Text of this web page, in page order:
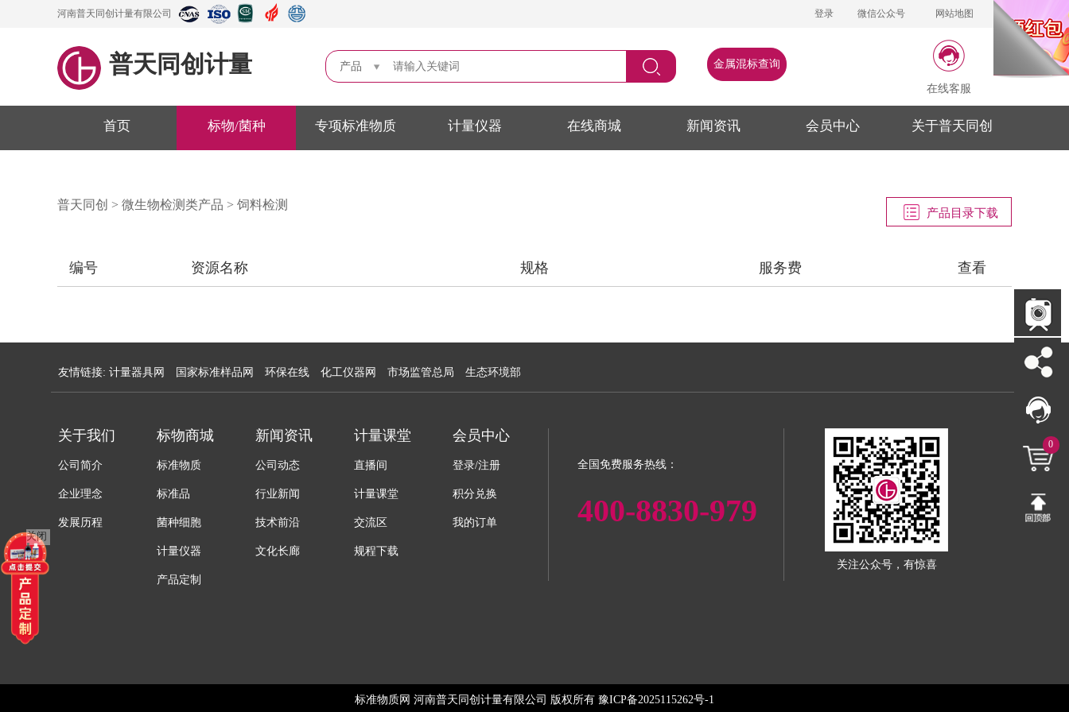
河南普天同创计量有限公司 登录 微信公众号 网站地图
普天同创计量 产品 金属混标查询
在线客服
首页 标物/菌种 专项标准物质 计量仪器 在线商城 新闻资讯 会员中心 关于普天同创
普天同创 > 微生物检测类产品 > 饲料检测
产品目录下载
编号 资源名称 规格 服务费 查看
友情链接: 计量器具网 国家标准样品网 环保在线 化工仪器网 市场监管总局 生态环境部
关于我们
公司简介
企业理念
发展历程
标物商城
标准物质
标准品
菌种细胞
计量仪器
产品定制
新闻资讯
公司动态
行业新闻
技术前沿
文化长廊
计量课堂
直播间
计量课堂
交流区
规程下载
会员中心
登录/注册
积分兑换
我的订单
全国免费服务热线：
400-8830-979
关注公众号，有惊喜
标准物质网 河南普天同创计量有限公司 版权所有 豫ICP备2025115262号-1
关闭
0